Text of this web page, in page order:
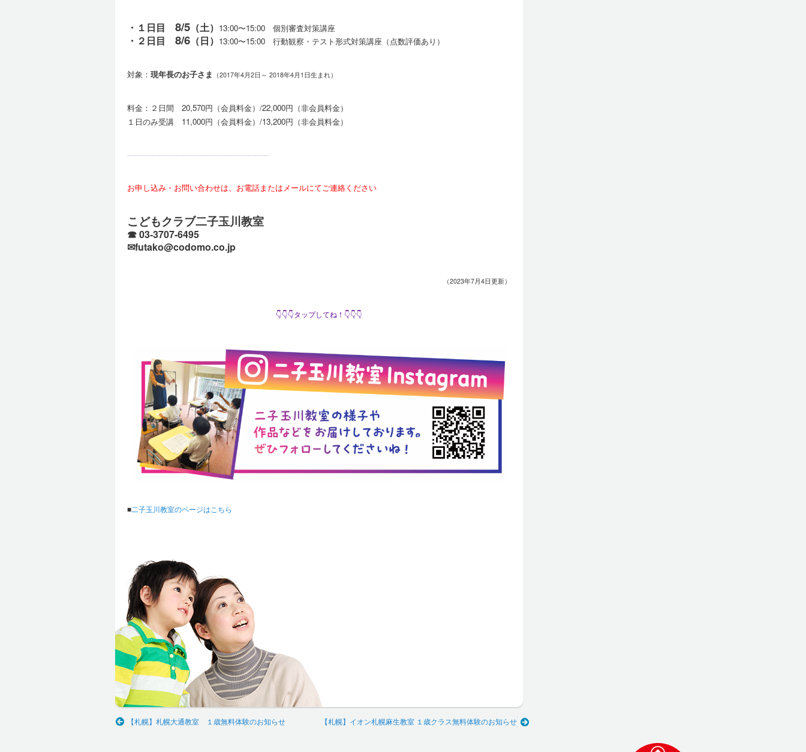
・１日目 8/5 （土） 13:00〜15:00 個別審査対策講座
・２日目 8/6 （日） 13:00〜15:00 行動観察・テスト形式対策講座（点数評価あり）
対象： 現年長のお子さま （2017年4月2日～ 2018年4月1日生まれ）
料金：２日間 20,570円（会員料金）/22,000円（非会員料金）
１日のみ受講 11,000円（会員料金）/13,200円（非会員料金）
-----------------------------------------------------------
お申し込み・お問い合わせは、お電話またはメールにてご連絡ください
こどもクラブ二子玉川教室
☎ 03-3707-6495
✉futako@codomo.co.jp
（2023年7月4日更新）
👇👇👇タップしてね！👇👇👇
■二子玉川教室のページはこちら
【札幌】札幌大通教室 １歳無料体験のお知らせ 【札幌】イオン札幌麻生教室 １歳クラス無料体験のお知らせ